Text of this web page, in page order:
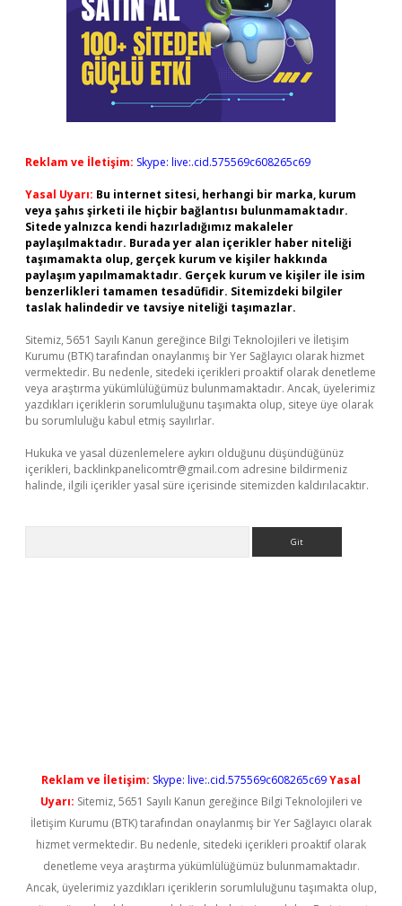
Reklam ve İletişim: Skype: live:.cid.575569c608265c69
Yasal Uyarı: Bu internet sitesi, herhangi bir marka, kurum
veya şahıs şirketi ile hiçbir bağlantısı bulunmamaktadır.
Sitede yalnızca kendi hazırladığımız makaleler
paylaşılmaktadır. Burada yer alan içerikler haber niteliği
taşımamakta olup, gerçek kurum ve kişiler hakkında
paylaşım yapılmamaktadır. Gerçek kurum ve kişiler ile isim
benzerlikleri tamamen tesadüfidir. Sitemizdeki bilgiler
taslak halindedir ve tavsiye niteliği taşımazlar.
Sitemiz, 5651 Sayılı Kanun gereğince Bilgi Teknolojileri ve İletişim
Kurumu (BTK) tarafından onaylanmış bir Yer Sağlayıcı olarak hizmet
vermektedir. Bu nedenle, sitedeki içerikleri proaktif olarak denetleme
veya araştırma yükümlülüğümüz bulunmamaktadır. Ancak, üyelerimiz
yazdıkları içeriklerin sorumluluğunu taşımakta olup, siteye üye olarak
bu sorumluluğu kabul etmiş sayılırlar.
Hukuka ve yasal düzenlemelere aykırı olduğunu düşündüğünüz
içerikleri, backlinkpanelicomtr@gmail.com adresine bildirmeniz
halinde, ilgili içerikler yasal süre içerisinde sitemizden kaldırılacaktır.
Reklam ve İletişim: Skype: live:.cid.575569c608265c69Yasal
Uyarı: Sitemiz, 5651 Sayılı Kanun gereğince Bilgi Teknolojileri ve
İletişim Kurumu (BTK) tarafından onaylanmış bir Yer Sağlayıcı olarak
hizmet vermektedir. Bu nedenle, sitedeki içerikleri proaktif olarak
denetleme veya araştırma yükümlülüğümüz bulunmamaktadır.
Ancak, üyelerimiz yazdıkları içeriklerin sorumluluğunu taşımakta olup,